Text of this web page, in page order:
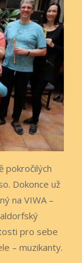
pokročilých
Dokonce už
na VIWA –
pro sebe
– muzikanty.